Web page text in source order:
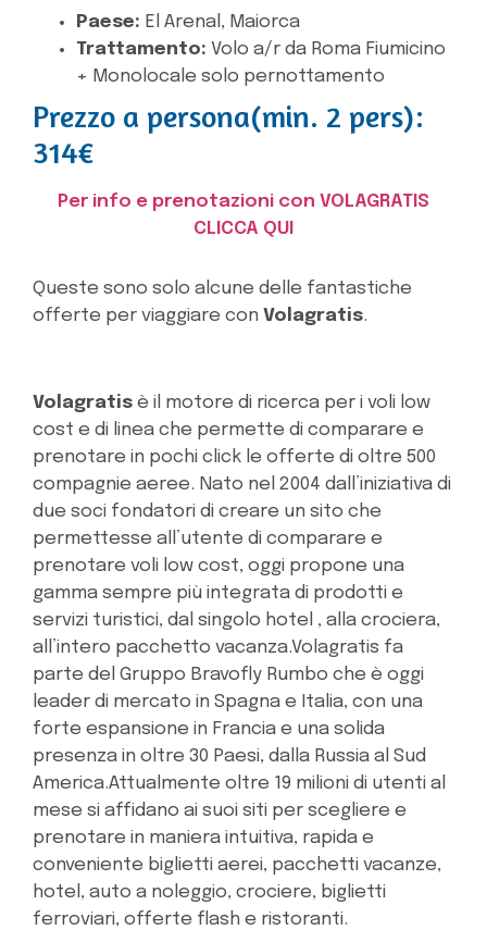
Paese: El Arenal, Maiorca
Trattamento: Volo a/r da Roma Fiumicino
+ Monolocale solo pernottamento
Prezzo a persona(min. 2 pers):
314€
Per info e prenotazioni con VOLAGRATIS
CLICCA QUI
Queste sono solo alcune delle fantastiche
offerte per viaggiare con Volagratis.
Volagratis è il motore di ricerca per i voli low
cost e di linea che permette di comparare e
prenotare in pochi click le offerte di oltre 500
compagnie aeree. Nato nel 2004 dall’iniziativa di
due soci fondatori di creare un sito che
permettesse all’utente di comparare e
prenotare voli low cost, oggi propone una
gamma sempre più integrata di prodotti e
servizi turistici, dal singolo hotel , alla crociera,
all’intero pacchetto vacanza.Volagratis fa
parte del Gruppo Bravofly Rumbo che è oggi
leader di mercato in Spagna e Italia, con una
forte espansione in Francia e una solida
presenza in oltre 30 Paesi, dalla Russia al Sud
America.Attualmente oltre 19 milioni di utenti al
mese si affidano ai suoi siti per scegliere e
prenotare in maniera intuitiva, rapida e
conveniente biglietti aerei, pacchetti vacanze,
hotel, auto a noleggio, crociere, biglietti
ferroviari, offerte flash e ristoranti.